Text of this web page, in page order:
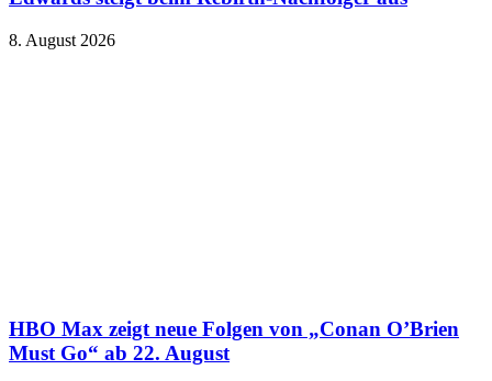
8. August 2026
HBO Max zeigt neue Folgen von „Conan O’Brien
Must Go“ ab 22. August